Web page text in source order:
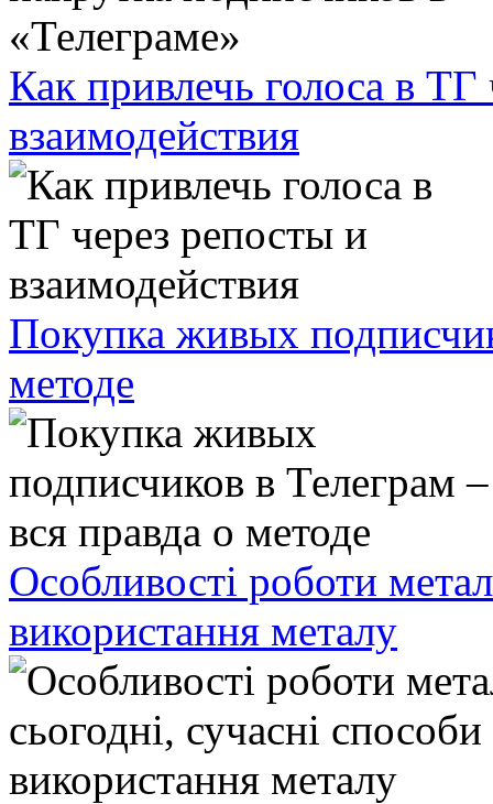
Как привлечь голоса в ТГ
взаимодействия
Покупка живых
методе
Особливості роботи
використання металу